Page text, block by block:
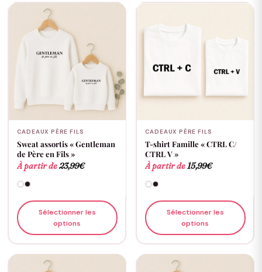
CADEAUX PÈRE FILS
Sweat assortis « Gentleman
de Père en Fils »
À partir de23,99€
Sélectionner les
options
CADEAUX PÈRE FILS
T-shirt Famille « CTRL C/
CTRL V »
À partir de15,99€
Sélectionner les
options